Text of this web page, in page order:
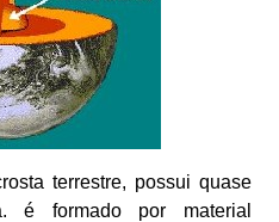
terrestre, possui quase
é formado por material